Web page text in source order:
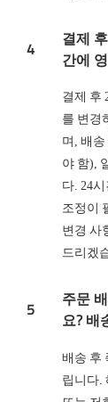
4
결제
간에
결제 후
를 변경
며, 배
야 함),
다. 24
조정이
변경 사
드리겠
5
주문
요? 배
배송 후
립니다.